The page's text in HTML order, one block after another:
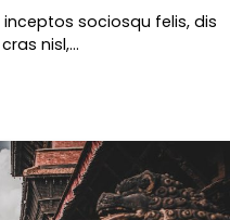
sociosqu felis, dis
nisl,…